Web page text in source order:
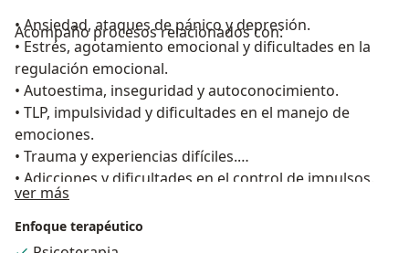
Acompaño procesos relacionados con:
• Ansiedad, ataques de pánico y depresión.
• Estrés, agotamiento emocional y dificultades en la
regulación emocional.
• Autoestima, inseguridad y autoconocimiento.
• TLP, impulsividad y dificultades en el manejo de
emociones.
• Trauma y experiencias difíciles.
• Adicciones y dificultades en el control de impulsos.
• Duelo y adaptación a cambios importantes.
• Problemas de pareja, comunicación, conflictos, celos
e infidelidad.
ver más
Enfoque terapéutico